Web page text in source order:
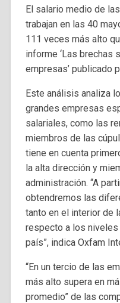
El salario medio de
trabajan en las 40
111 veces más alto
informe ‘Las brechas
empresas’ publicado
Este análisis analiza
grandes empresas
salariales, como las
miembros de las
tiene en cuenta
la alta dirección y
administración. “A
obtendremos las
tanto en el interior de
respecto a los
país”, indica Oxfam
“En un tercio de las
más alto supera en
promedio” de las